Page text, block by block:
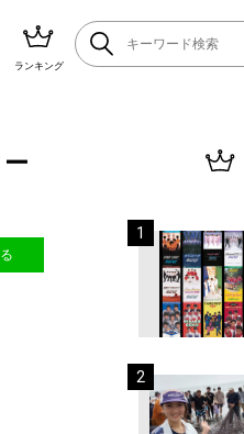
ランキング